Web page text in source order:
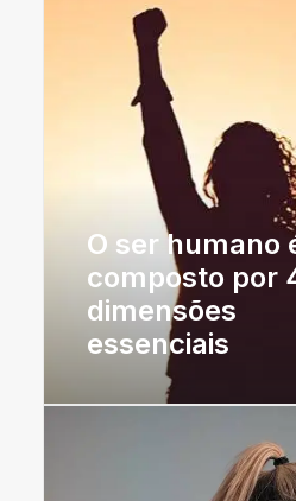
O ser humano
composto por
dimensões
essenciais